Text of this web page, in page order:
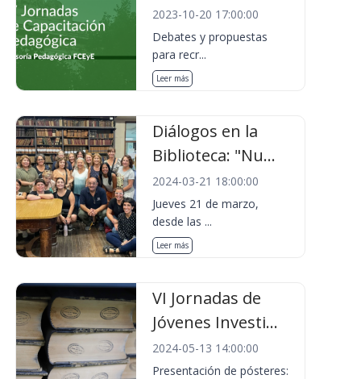
2023-10-20 17:00:00
Debates y propuestas
para recr...
Leer más
Diálogos en la
Biblioteca: "Nu...
2024-03-21 18:00:00
Jueves 21 de marzo,
desde las ...
Leer más
VI Jornadas de
Jóvenes Investi...
2024-05-13 14:00:00
Presentación de pósteres: